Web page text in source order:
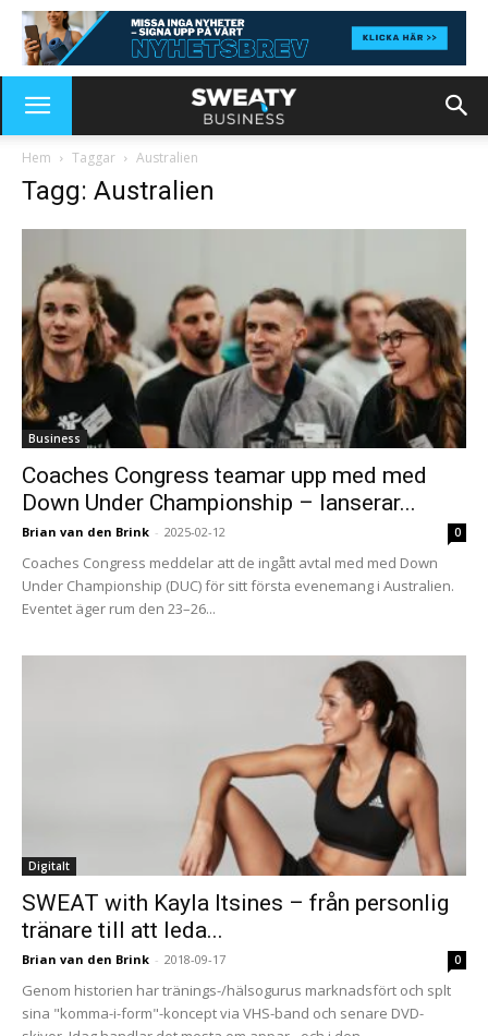
Hem Taggar Australien
Tagg: Australien
Business
Coaches Congress teamar upp med med
Down Under Championship – lanserar...
Brian van den Brink - 2025-02-12 0
Coaches Congress meddelar att de ingått avtal med med Down
Under Championship (DUC) för sitt första evenemang i Australien.
Eventet äger rum den 23–26...
Digitalt
SWEAT with Kayla Itsines – från personlig
tränare till att leda...
Brian van den Brink - 2018-09-17 0
Genom historien har tränings-/hälsogurus marknadsfört och splt
sina "komma-i-form"-koncept via VHS-band och senare DVD-